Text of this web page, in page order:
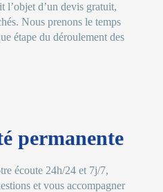
l’objet d’un devis gratuit,
Nous prenons le temps
étape du déroulement des
permanente
écoute 24h/24 et 7j/7,
et vous accompagner